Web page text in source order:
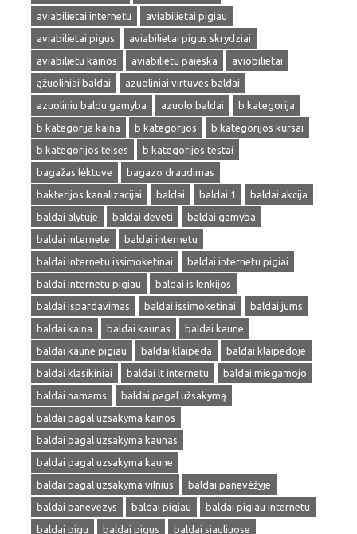
aviabilietai internetu
aviabilietai pigiau
aviabilietai pigus
aviabilietai pigus skrydziai
aviabilietu kainos
aviabilietu paieska
aviobilietai
ąžuoliniai baldai
azuoliniai virtuves baldai
azuoliniu baldu gamyba
azuolo baldai
b kategorija
b kategorija kaina
b kategorijos
b kategorijos kursai
b kategorijos teises
b kategorijos testai
bagažas lėktuve
bagazo draudimas
bakterijos kanalizacijai
baldai baldai 1
baldai akcija
baldai alytuje
baldai deveti
baldai gamyba
baldai internete
baldai internetu
baldai internetu issimoketinai
baldai internetu pigiai
baldai internetu pigiau
baldai is lenkijos
baldai ispardavimas
baldai issimoketinai
baldai jums
baldai kaina
baldai kaunas
baldai kaune
baldai kaune pigiau
baldai klaipeda
baldai klaipedoje
baldai klasikiniai
baldai lt internetu
baldai miegamojo
baldai namams
baldai pagal užsakymą
baldai pagal uzsakyma kainos
baldai pagal uzsakyma kaunas
baldai pagal uzsakyma kaune
baldai pagal uzsakyma vilnius
baldai panevėžyje
baldai panevezys
baldai pigiau
baldai pigiau internetu
baldai pigu
baldai pigus baldai siauliuose